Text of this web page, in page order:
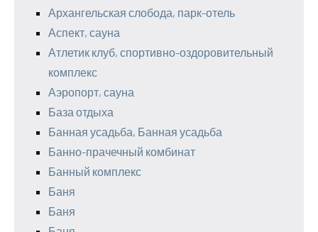
Архангельская слобода, парк-отель
Аспект, сауна
Атлетик клуб, спортивно-оздоровительный
комплекс
Аэропорт, сауна
База отдыха
Банная усадьба, Банная усадьба
Банно-прачечный комбинат
Банный комплекс
Баня
Баня